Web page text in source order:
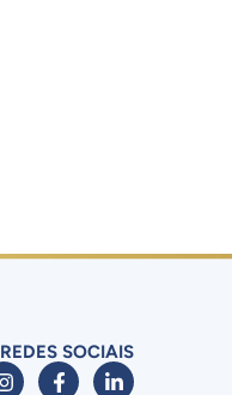
REDES SOCIAIS